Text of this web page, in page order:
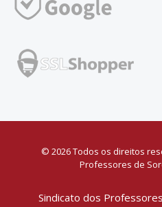
© 2026 Todos os direitos
Professores de
Sindicato dos